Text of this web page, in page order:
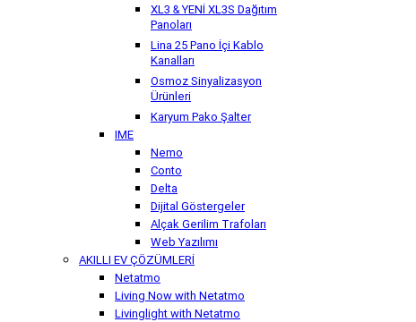
XL3 & YENİ XL3S Dağıtım
Panoları
Lina 25 Pano İçi Kablo
Kanalları
Osmoz Sinyalizasyon
Ürünleri
Karyum Pako Şalter
IME
Nemo
Conto
Delta
Dijital Göstergeler
Alçak Gerilim Trafoları
Web Yazılımı
AKILLI EV ÇÖZÜMLERİ
Netatmo
Living Now with Netatmo
Livinglight with Netatmo